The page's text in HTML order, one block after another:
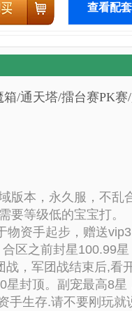
查看配
/通天塔/擂台赛PK赛
版本，永久服，不
要等级低的宝宝打。
物资手起步，赠送
区之前封星100.99
战，军团战结束后,
封顶。副宠最高8星
手生存.请不要刚玩